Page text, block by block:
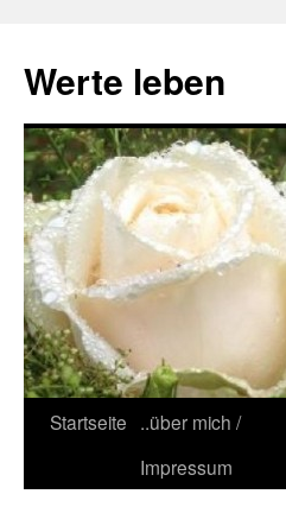
springen
Werte leben
Startseite ..über mich /
Impressum